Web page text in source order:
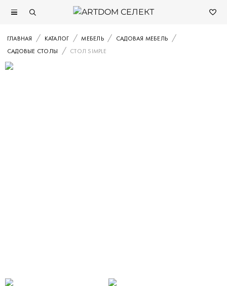
ГЛАВНАЯ КАТАЛОГ МЕБЕЛЬ
САДОВАЯ МЕБЕЛЬ
САДОВЫЕ СТОЛЫ
СТОЛ SIMPLE